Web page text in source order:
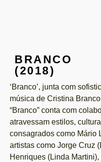
BRANCO
(2018)
‘Branco’, junta com
música de Cristina
“Branco” conta com
atravessam estilos,
consagrados como Mário
artistas como Jorge Cruz
Henriques (Linda